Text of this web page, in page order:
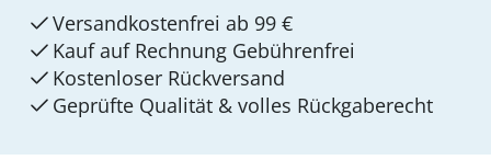
Versandkostenfrei ab 99 €
Kauf auf Rechnung Gebührenfrei
Kostenloser Rückversand
Geprüfte Qualität & volles Rückgaberecht